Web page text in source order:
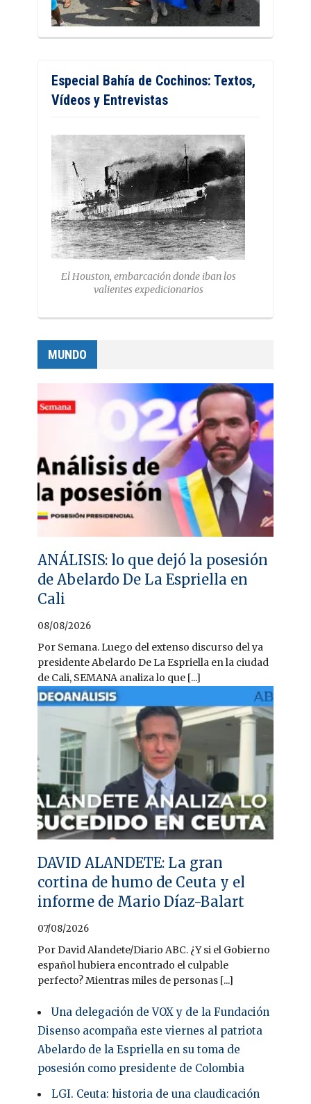
Especial Bahía de Cochinos: Textos,
Vídeos y Entrevistas
El Houston, embarcación donde iban los
valientes expedicionarios
MUNDO
ANÁLISIS: lo que dejó la posesión
de Abelardo De La Espriella en
Cali
08/08/2026
Por Semana. Luego del extenso discurso del ya
presidente Abelardo De La Espriella en la ciudad
de Cali, SEMANA analiza lo que [...]
DAVID ALANDETE: La gran
cortina de humo de Ceuta y el
informe de Mario Díaz-Balart
07/08/2026
Por David Alandete/Diario ABC. ¿Y si el Gobierno
español hubiera encontrado el culpable
perfecto? Mientras miles de personas [...]
Una delegación de VOX y de la Fundación
Disenso acompaña este viernes al patriota
Abelardo de la Espriella en su toma de
posesión como presidente de Colombia
LGI. Ceuta: historia de una claudicación